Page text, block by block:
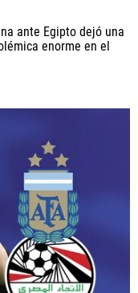
ante Egipto dejó una
enorme en el